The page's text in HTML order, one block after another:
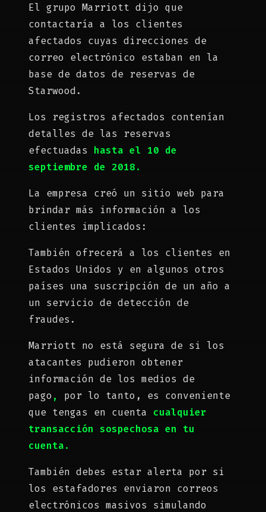
El grupo Marriott dijo que
contactaría a los clientes
afectados cuyas direcciones de
correo electrónico estaban en la
base de datos de reservas de
Starwood.
Los registros afectados contenían
detalles de las reservas
efectuadas
hasta el 10 de
septiembre de 2018.
La empresa creó un sitio web para
brindar más información a los
clientes implicados:
También ofrecerá a los clientes en
Estados Unidos y en algunos otros
países una suscripción de un año a
un servicio de detección de
fraudes.
Marriott no está segura de si los
atacantes pudieron obtener
información de los medios de
pago ,
por lo tanto, es conveniente
que tengas en cuenta
cualquier
transacción sospechosa en
tu
cuenta.
También debes estar alerta por si
los estafadores enviaron correos
electrónicos masivos simulando